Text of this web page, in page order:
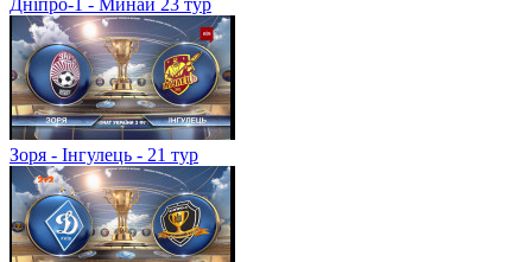
Зоря - Інгулець - 21 тур